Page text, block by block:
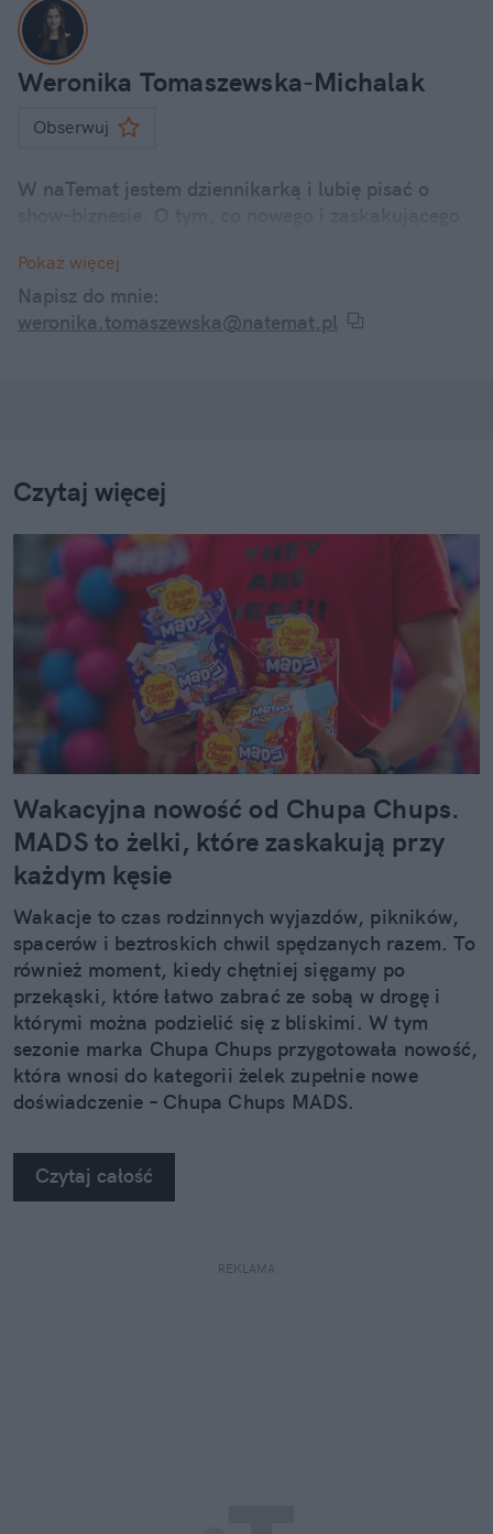
Weronika Tomaszewska-Michalak
Obserwuj
W naTemat jestem dziennikarką i lubię pisać o
Internetowe dramy, kontrowersyjne wypowiedzi, a
także ciekawostki z życia codziennego znanych
twarzy – śledzę je wszystkie i informuję o nich w
Pokaż więcej
Napisz do mnie:
weronika.tomaszewska@natemat.pl
Czytaj więcej
Wakacyjna nowość od Chupa Chups.
MADS to żelki, które zaskakują przy
każdym kęsie
Wakacje to czas rodzinnych wyjazdów, pikników,
spacerów i beztroskich chwil spędzanych razem. To
również moment, kiedy chętniej sięgamy po
przekąski, które łatwo zabrać ze sobą w drogę i
którymi można podzielić się z bliskimi. W tym
sezonie marka Chupa Chups przygotowała nowość,
która wnosi do kategorii żelek zupełnie nowe
doświadczenie – Chupa Chups MADS.
Czytaj całość
REKLAMA